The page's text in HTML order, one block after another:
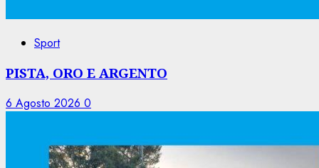
Sport
PISTA, ORO E ARGENTO
6 Agosto 2026 0